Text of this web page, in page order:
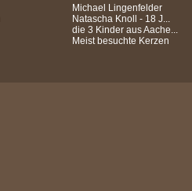
Michael Lingenfelder
Natascha Knoll - 18 J...
die 3 Kinder aus Aache...
Meist besuchte Kerzen